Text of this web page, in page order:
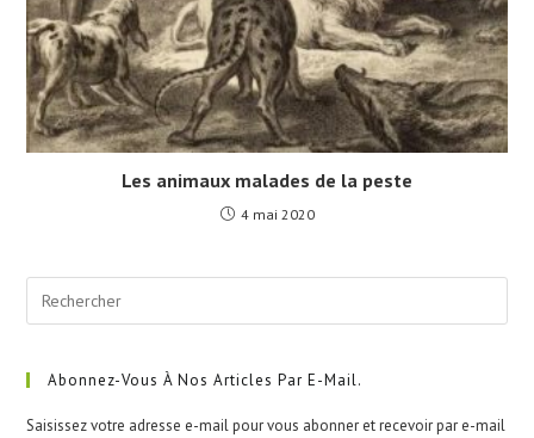
Les animaux malades de la peste
4 mai 2020
Abonnez-Vous À Nos Articles Par E-Mail.
Saisissez votre adresse e-mail pour vous abonner et recevoir par e-mail